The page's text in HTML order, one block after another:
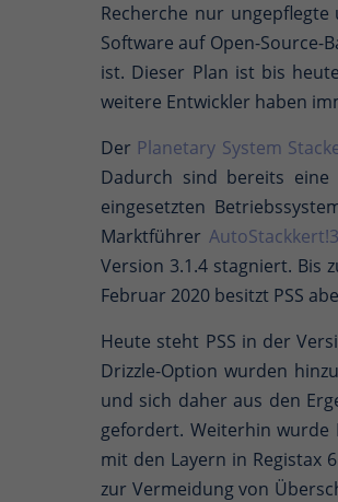
Recherche nur
Software auf Open-Source-
ist. Dieser Plan ist bis
weitere Entwickler haben
Der Planetary System
Dadurch sind bereits eine
eingesetzten
Marktführer AutoStackkert!3
Version 3.1.4 stagniert. Bis
Februar 2020 besitzt PSS
Heute steht PSS in der
Drizzle-Option wurden
und sich daher aus den
gefordert. Weiterhin wurde
mit den Layern in Registax
zur Vermeidung von